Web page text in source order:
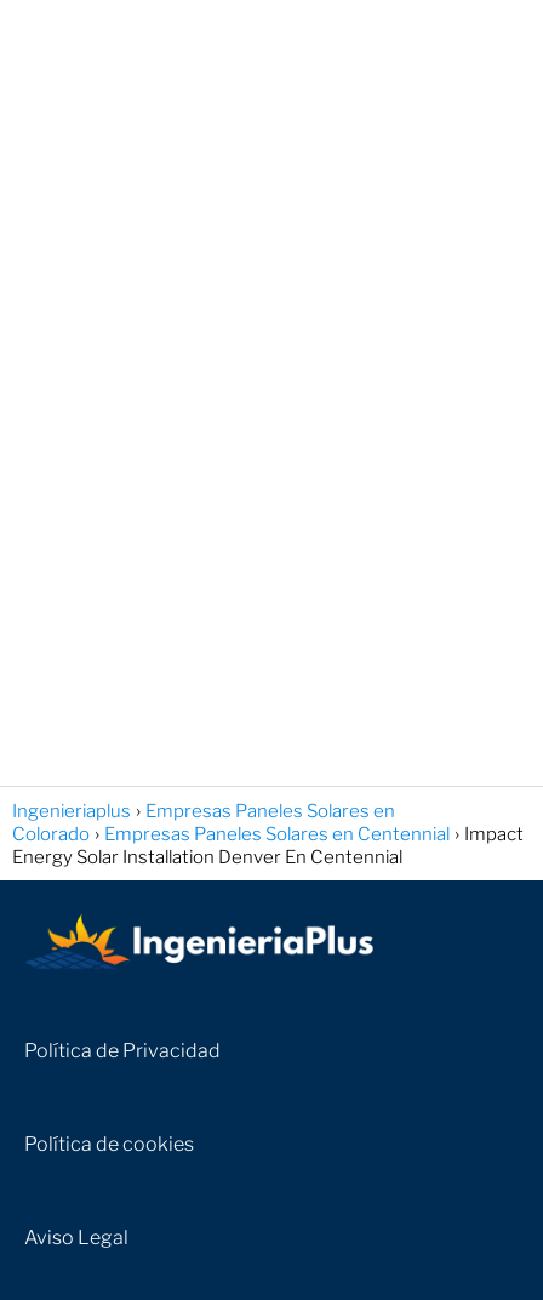
Ingenieriaplus
Empresas Paneles Solares en
Colorado
Empresas Paneles Solares en Centennial
Impact
Energy Solar Installation Denver En Centennial
Política de Privacidad
Política de cookies
Aviso Legal